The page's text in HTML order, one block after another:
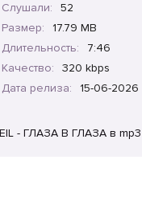
Слушали:
52
Размер:
17.79 MB
Длительность:
7:46
Качество:
320 kbps
Дата релиза:
15-06-2026
- ГЛАЗА В ГЛАЗА в